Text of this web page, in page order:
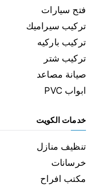
فتح سيارات
تركيب سيراميك
تركيب باركيه
تركيب شتر
صيانة مصاعد
ابواب PVC
خدمات الكويت
تنظيف منازل
خرسانات
مكتب افراح